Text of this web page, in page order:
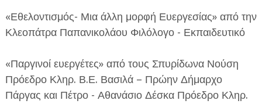
«Εθελοντισμός- Μια άλλη μορφή Ευεργεσίας» από την
Κλεοπάτρα Παπανικολάου Φιλόλογο - Εκπαιδευτικό
«Παργινοί ευεργέτες» από τους Σπυρίδωνα Νούση
Πρόεδρο Κληρ. Β.Ε. Βασιλά – Πρώην Δήμαρχο
Πάργας και Πέτρο - Αθανάσιο Δέσκα Πρόεδρο Κληρ.